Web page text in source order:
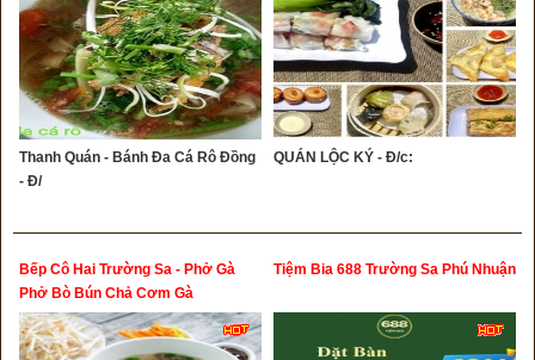
Thanh Quán - Bánh Đa Cá Rô Đồng
- Đ/
QUÁN LỘC KÝ - Đ/c:
Bếp Cô Hai Trường Sa - Phở Gà
Phở Bò Bún Chả Cơm Gà
Tiệm Bia 688 Trường Sa Phú Nhuận